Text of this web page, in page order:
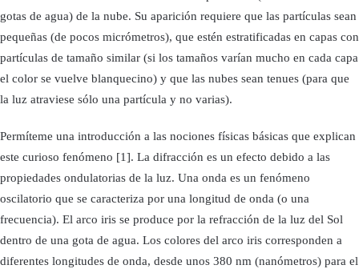
gotas de agua) de la nube. Su aparición requiere que las partículas sean
pequeñas (de pocos micrómetros), que estén estratificadas en capas con
partículas de tamaño similar (si los tamaños varían mucho en cada capa
el color se vuelve blanquecino) y que las nubes sean tenues (para que
la luz atraviese sólo una partícula y no varias).
Permíteme una introducción a las nociones físicas básicas que explican
este curioso fenómeno [1]. La difracción es un efecto debido a las
propiedades ondulatorias de la luz. Una onda es un fenómeno
oscilatorio que se caracteriza por una longitud de onda (o una
frecuencia). El arco iris se produce por la refracción de la luz del Sol
dentro de una gota de agua. Los colores del arco iris corresponden a
diferentes longitudes de onda, desde unos 380 nm (nanómetros) para el